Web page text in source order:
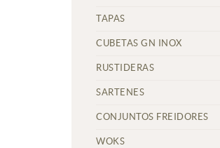
TAPAS
CUBETAS GN INOX
RUSTIDERAS
SARTENES
CONJUNTOS FREIDORES
WOKS